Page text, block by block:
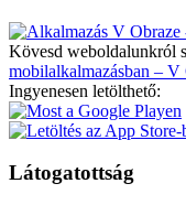
Kövesd weboldalunkról
mobilalkalmazásban –
Ingyenesen letölthető:
Látogatottság